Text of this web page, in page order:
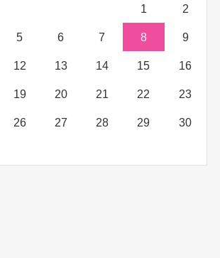
1 2
5 6 7 8 9
12 13 14 15 16
19 20 21 22 23
26 27 28 29 30